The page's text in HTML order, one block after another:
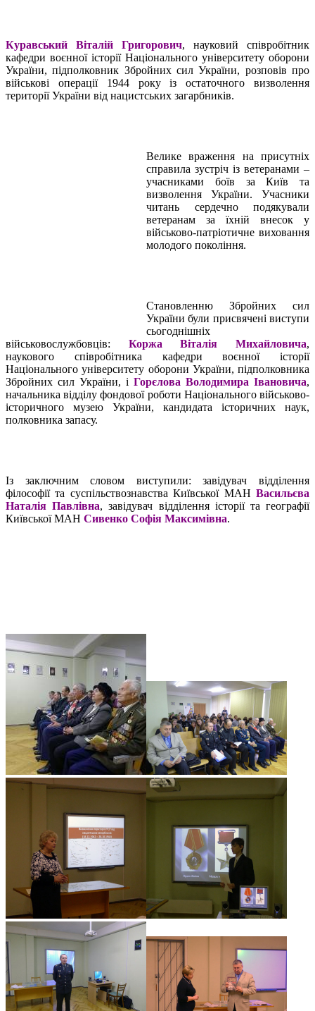
Куравський Віталій Григорович, науковий співробітник
кафедри воєнної історії Національного університету оборони
України, підполковник Збройних сил України, розповів про
військові операції 1944 року із остаточного визволення
території України від нацистських загарбників.
Велике враження на присутніх
справила зустріч із ветеранами –
учасниками боїв за Київ та
визволення України. Учасники
читань сердечно подякували
ветеранам за їхній внесок у
військово-патріотичне виховання
молодого покоління.
Становленню Збройних сил
України були присвячені виступи
сьогоднішніх
військовослужбовців: Коржа Віталія Михайловича,
наукового співробітника кафедри воєнної історії
Національного університету оборони України, підполковника
Збройних сил України, і Горєлова Володимира Івановича,
начальника відділу фондової роботи Національного військово-
історичного музею України, кандидата історичних наук,
полковника запасу.
Із заключним словом виступили: завідувач відділення
філософії та суспільствознавства Київської МАН Васильєва
Наталія Павлівна, завідувач відділення історії та географії
Київської МАН Сивенко Софія Максимівна.